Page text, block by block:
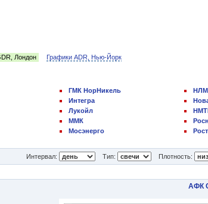
Лондон Графики ADR, Нью-Йорк
ГМК НорНикель
Интегра
Лукойл
ММК
Мосэнерго
Интервал: Тип: Плотность:
АФК